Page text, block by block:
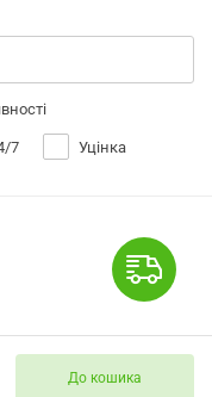
7 Уцінка
До кошика